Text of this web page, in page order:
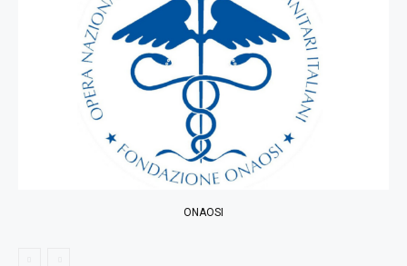
ONAOSI